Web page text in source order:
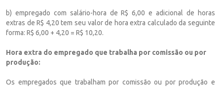
b) empregado com salário-hora de R$ 6,00 e adicional de horas
extras de R$ 4,20 tem seu valor de hora extra calculado da seguinte
forma: R$ 6,00 + 4,20 = R$ 10,20.
Hora extra do empregado que trabalha por comissão ou por
produção:
Os empregados que trabalham por comissão ou por produção e